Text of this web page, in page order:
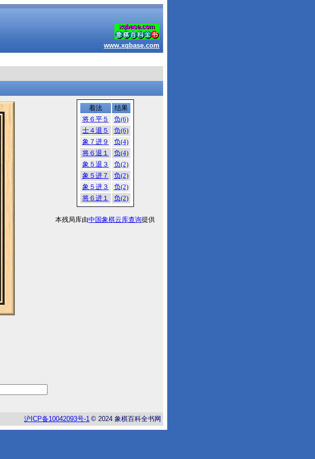
www.xqbase.com
着法
结果
将６平５
负(6)
士４退５
负(6)
象７进９
负(4)
将６退１
负(4)
象５退３
负(2)
象５进７
负(2)
象５进３
负(2)
将６进１
负(2)
本残局库由中国象棋云库查询提供
沪 ICP备10042093号-1 © 2024 象棋百科全书网